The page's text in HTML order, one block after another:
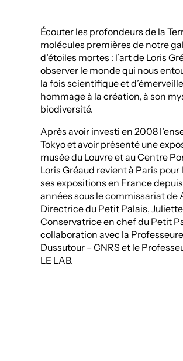
Écouter les profondeurs de la
molécules premières de notre
d’étoiles mortes : l’art de Loris
observer le monde qui nous
la fois scientifique et
hommage à la création, à son
biodiversité.
Après avoir investi en 2008
Tokyo et avoir présenté une
musée du Louvre et au Centre
Loris Gréaud revient à Paris
ses expositions en France
années sous le commissariat de
Directrice du Petit Palais,
Conservatrice en chef du Petit
collaboration avec la
Dussutour – CNRS et le
LE LAB.